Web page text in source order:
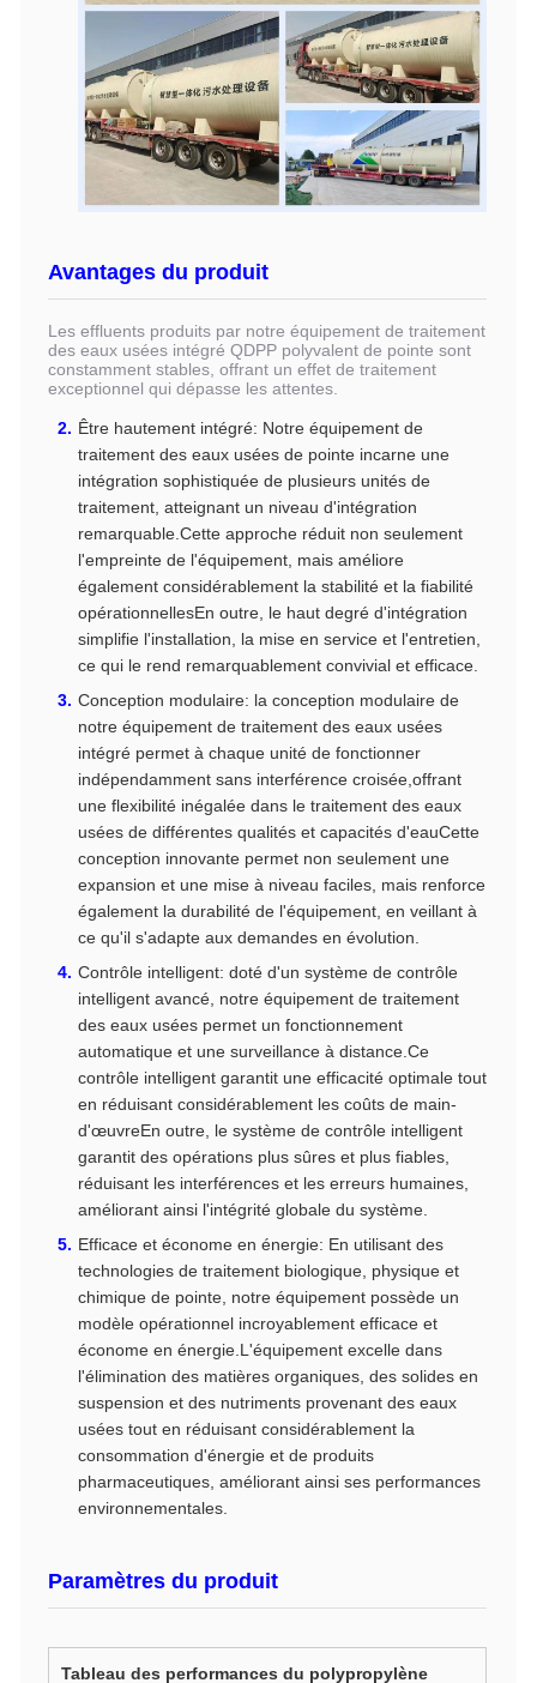
Avantages du produit
Les effluents produits par notre équipement de traitement
des eaux usées intégré QDPP polyvalent de pointe sont
constamment stables, offrant un effet de traitement
exceptionnel qui dépasse les attentes.
Être hautement intégré: Notre équipement de
traitement des eaux usées de pointe incarne une
intégration sophistiquée de plusieurs unités de
traitement, atteignant un niveau d'intégration
remarquable.Cette approche réduit non seulement
l'empreinte de l'équipement, mais améliore
également considérablement la stabilité et la fiabilité
opérationnellesEn outre, le haut degré d'intégration
simplifie l'installation, la mise en service et l'entretien,
ce qui le rend remarquablement convivial et efficace.
Conception modulaire: la conception modulaire de
notre équipement de traitement des eaux usées
intégré permet à chaque unité de fonctionner
indépendamment sans interférence croisée,offrant
une flexibilité inégalée dans le traitement des eaux
usées de différentes qualités et capacités d'eauCette
conception innovante permet non seulement une
expansion et une mise à niveau faciles, mais renforce
également la durabilité de l'équipement, en veillant à
ce qu'il s'adapte aux demandes en évolution.
Contrôle intelligent: doté d'un système de contrôle
intelligent avancé, notre équipement de traitement
des eaux usées permet un fonctionnement
automatique et une surveillance à distance.Ce
contrôle intelligent garantit une efficacité optimale tout
en réduisant considérablement les coûts de main-
d'œuvreEn outre, le système de contrôle intelligent
garantit des opérations plus sûres et plus fiables,
réduisant les interférences et les erreurs humaines,
améliorant ainsi l'intégrité globale du système.
Efficace et économe en énergie: En utilisant des
technologies de traitement biologique, physique et
chimique de pointe, notre équipement possède un
modèle opérationnel incroyablement efficace et
économe en énergie.L'équipement excelle dans
l'élimination des matières organiques, des solides en
suspension et des nutriments provenant des eaux
usées tout en réduisant considérablement la
consommation d'énergie et de produits
pharmaceutiques, améliorant ainsi ses performances
environnementales.
Paramètres du produit
Tableau des performances du polypropylène